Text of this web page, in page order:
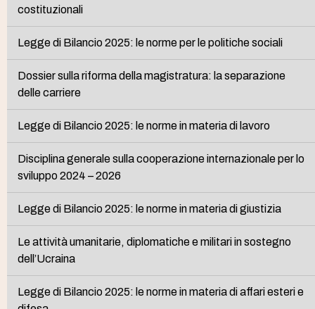
costituzionali
Legge di Bilancio 2025: le norme per le politiche sociali
Dossier sulla riforma della magistratura: la separazione
delle carriere
Legge di Bilancio 2025: le norme in materia di lavoro
Disciplina generale sulla cooperazione internazionale per lo
sviluppo 2024 – 2026
Legge di Bilancio 2025: le norme in materia di giustizia
Le attività umanitarie, diplomatiche e militari in sostegno
dell’Ucraina
Legge di Bilancio 2025: le norme in materia di affari esteri e